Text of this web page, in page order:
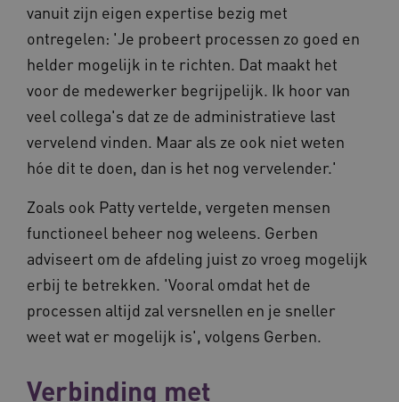
vanuit zijn eigen expertise bezig met
ontregelen: 'Je probeert processen zo goed en
helder mogelijk in te richten. Dat maakt het
voor de medewerker begrijpelijk. Ik hoor van
veel collega's dat ze de administratieve last
vervelend vinden. Maar als ze ook niet weten
hóe dit te doen, dan is het nog vervelender.'
Zoals ook Patty vertelde, vergeten mensen
functioneel beheer nog weleens. Gerben
adviseert om de afdeling juist zo vroeg mogelijk
erbij te betrekken. 'Vooral omdat het de
processen altijd zal versnellen en je sneller
weet wat er mogelijk is', volgens Gerben.
Verbinding met
CookieScriptConsent
CookieScript
www.vilans.nl
FPLC .vilans.nl 20 uur